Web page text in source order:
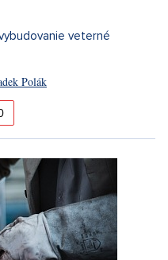
veterné
Polák